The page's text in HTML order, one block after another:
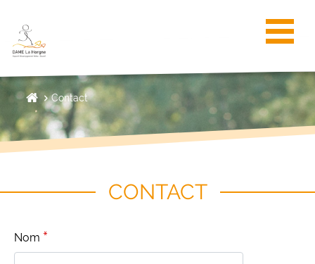
Contact
CONTACT
Nom